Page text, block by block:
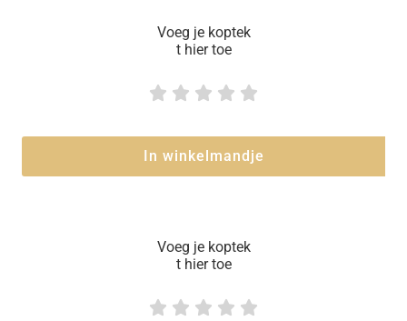
Voeg je koptek
t hier toe
    
In winkelmandje
Voeg je koptek
t hier toe
    